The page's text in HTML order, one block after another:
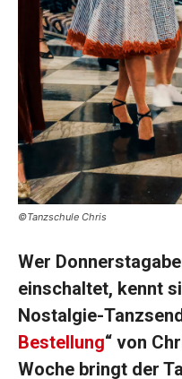
©Tanzschule Chris
Wer
einschaltet, kennt
Nostalgie-
Bestellung“ von
Woche bringt der